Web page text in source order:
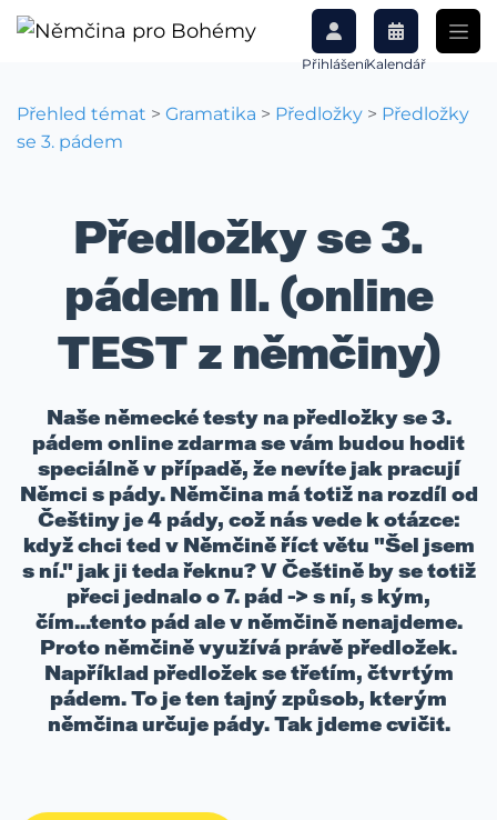
PřihlášeníKalendář
Přehled témat > Gramatika > Předložky > Předložky
se 3. pádem
Předložky se 3.
pádem II. (online
TEST z němčiny)
Naše německé testy na předložky se 3.
pádem online zdarma se vám budou hodit
speciálně v případě, že nevíte jak pracují
Němci s pády. Němčina má totiž na rozdíl od
Češtiny je 4 pády, což nás vede k otázce:
když chci ted v Němčině říct větu "Šel jsem
s ní." jak ji teda řeknu? V Češtině by se totiž
přeci jednalo o 7. pád -> s ní, s kým,
čím...tento pád ale v němčině nenajdeme.
Proto němčině využívá právě předložek.
Například předložek se třetím, čtvrtým
pádem. To je ten tajný způsob, kterým
němčina určuje pády. Tak jdeme cvičit.